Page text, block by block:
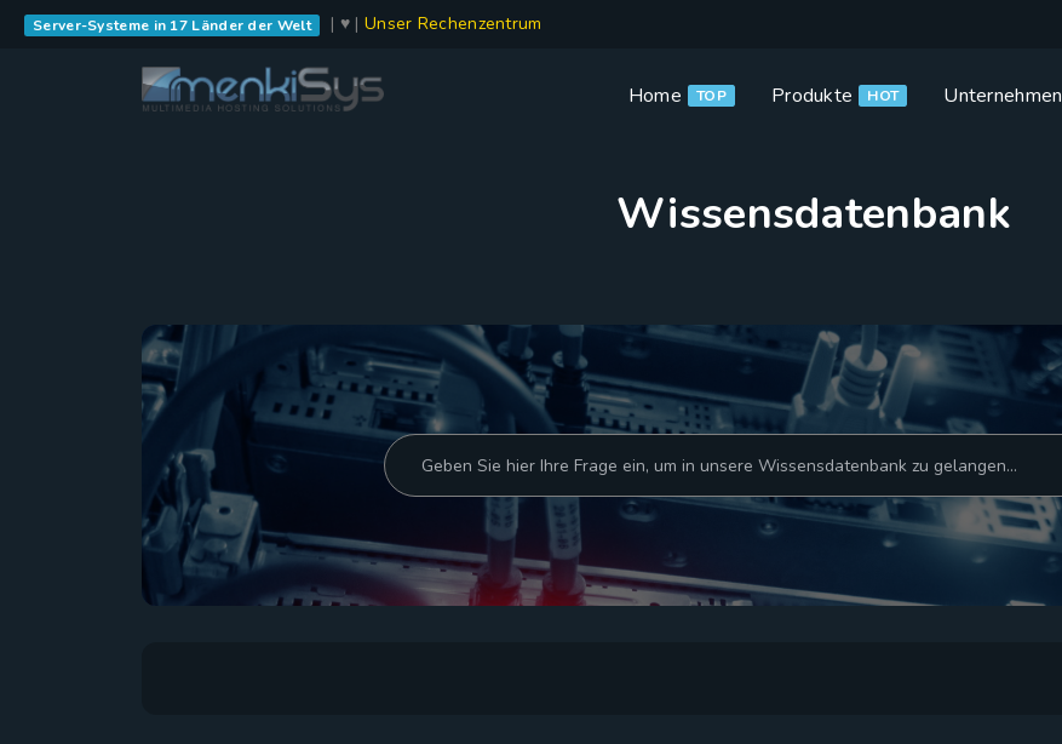
Server-Systeme in 17 Länder der Welt | ♥ | Unser Rechenzentrum
Home TOP Produkte HOT Unternehmen
Wissensdatenbank